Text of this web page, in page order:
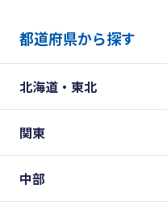
都道府県から探す
北海道・東北
関東
中部